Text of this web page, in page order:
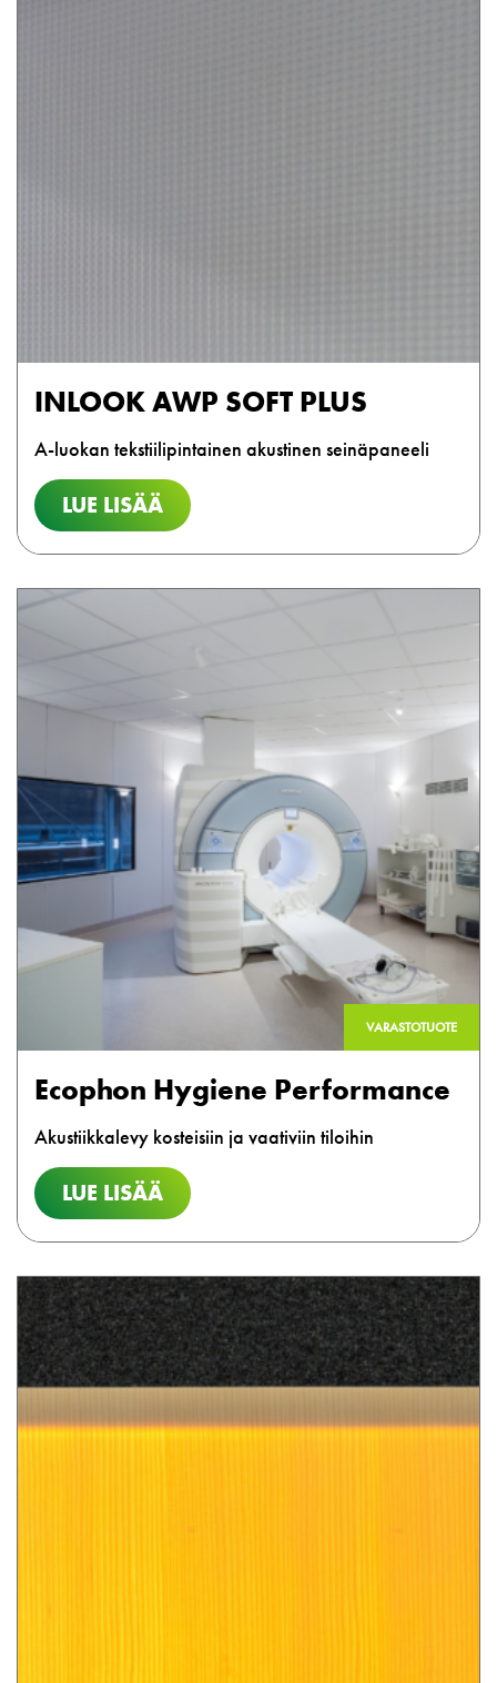
INLOOK AWP SOFT PLUS
A-luokan tekstiilipintainen akustinen seinäpaneeli
LUE LISÄÄ
VARASTOTUOTE
Ecophon Hygiene Performance
Akustiikkalevy kosteisiin ja vaativiin tiloihin
LUE LISÄÄ